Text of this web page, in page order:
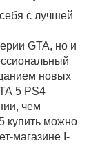
с лучшей
GTA, но и
новых
5 PS4
чем
купить можно
магазине I-